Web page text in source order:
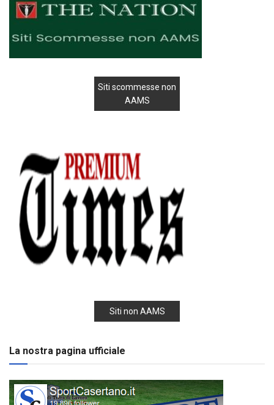
Siti scommesse non
AAMS
Siti non AAMS
La nostra pagina ufficiale